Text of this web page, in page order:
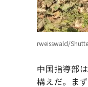
rweisswald/
中国指導部
構えだ。ま